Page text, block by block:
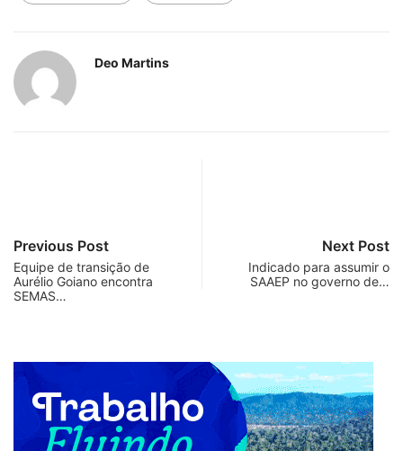
Deo Martins
Previous Post
Equipe de transição de
Aurélio Goiano encontra
SEMAS…
Next Post
Indicado para assumir o
SAAEP no governo de…